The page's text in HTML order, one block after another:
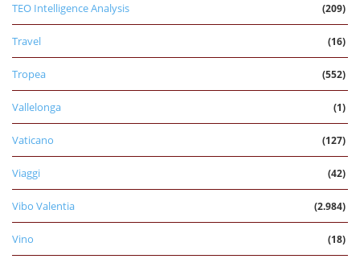
TEO Intelligence Analysis (209)
Travel (16)
Tropea (552)
Vallelonga (1)
Vaticano (127)
Viaggi (42)
Vibo Valentia (2.984)
Vino (18)